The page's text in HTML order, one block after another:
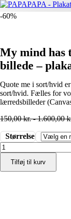
-60%
My mind has
billede –
Quote me i sort/hvid
sort/hvid. Fælles for
lærredsbilleder
150,00kr.-1.600,00
Størrelse
My
mind
to
Tilføj til kurv